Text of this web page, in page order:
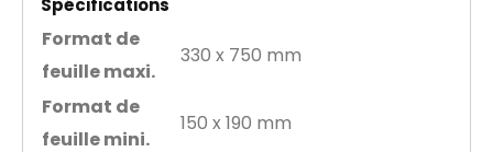
Spécifications
Format de
feuille maxi.
330 x 750 mm
Format de
feuille mini.
150 x 190 mm